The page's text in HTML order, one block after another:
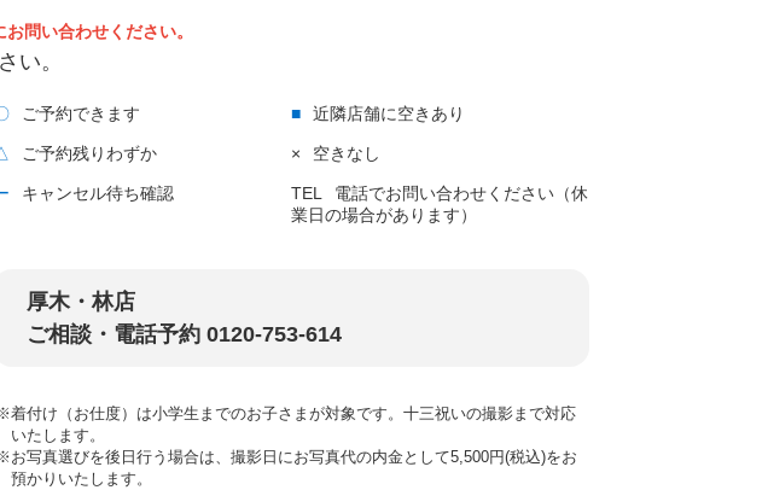
問い合わせください。
い。
ご予約できます ■ 近隣店舗に空きあり
ご予約残りわずか × 空きなし
キャンセル待ち確認 TEL
電話でお問い合わせください（休
業日の場合があります）
厚木・林店
ご相談・電話予約 0120-753-614
着付け（お仕度）は小学生までのお子さまが対象です。十三祝いの撮影まで対応
いたします。
お写真選びを後日行う場合は、撮影日にお写真代の内金として5,500円(税込)をお
預かりいたします。